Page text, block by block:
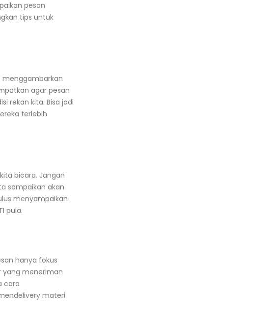
pesan
tips untuk
menggambarkan
agar pesan
rekan kita. Bisa jadi
terlebih
bicara. Jangan
sampaikan akan
menyampaikan
pula.
hanya fokus
yang meneriman
cara
materi